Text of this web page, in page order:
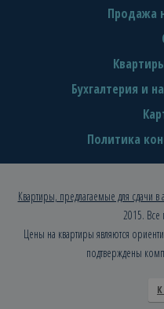
Продажа
Бухгалтерия и
Политика
Квартиры, предлагаемые для сдачи в
2015.
Цены на квартиры являются
подтверждены